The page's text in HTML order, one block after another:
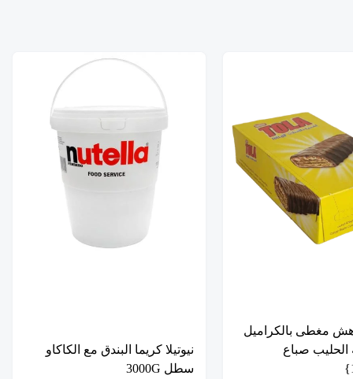
هش مغطى بالكراميل
الحليب صباع
نيوتيلا كريما البندق مع الكاكاو
سطل 3000G